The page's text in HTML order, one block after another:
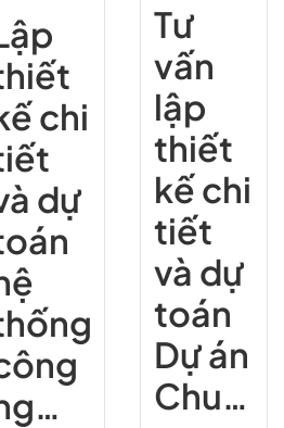
chi
dự
Tư
vấn
lập
thiết
kế chi
tiết
và dự
toán
Dự án
Chu…